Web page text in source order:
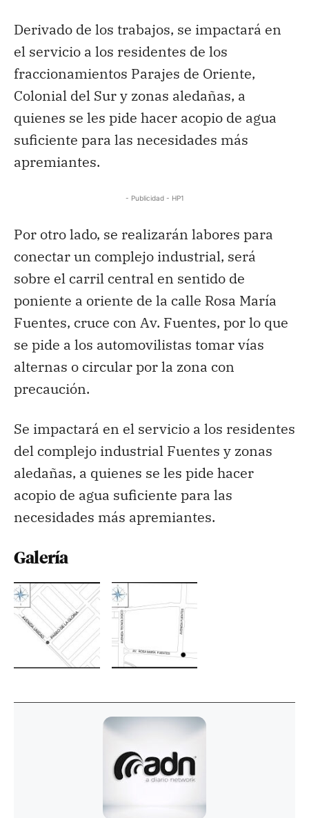
Derivado de los trabajos, se impactará en
el servicio a los residentes de los
fraccionamientos Parajes de Oriente,
Colonial del Sur y zonas aledañas, a
quienes se les pide hacer acopio de agua
suficiente para las necesidades más
apremiantes.
- Publicidad - HP1
Por otro lado, se realizarán labores para
conectar un complejo industrial, será
sobre el carril central en sentido de
poniente a oriente de la calle Rosa María
Fuentes, cruce con Av. Fuentes, por lo que
se pide a los automovilistas tomar vías
alternas o circular por la zona con
precaución.
Se impactará en el servicio a los residentes
del complejo industrial Fuentes y zonas
aledañas, a quienes se les pide hacer
acopio de agua suficiente para las
necesidades más apremiantes.
Galería